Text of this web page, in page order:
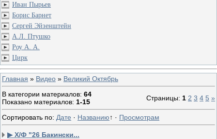
Иван Пырьев
Борис Барнет
Сергей Эйзенштейн
А.Л. Птушко
Роу А. А.
Цирк
Главная » Видео » Великий Октябрь
В категории материалов: 64
Показано материалов: 1-15 Страницы: 1 2 3 4 5 »
Сортировать по: Дате · Названию↑ · Просмотрам
▶ Х/Ф "26 Бакински...